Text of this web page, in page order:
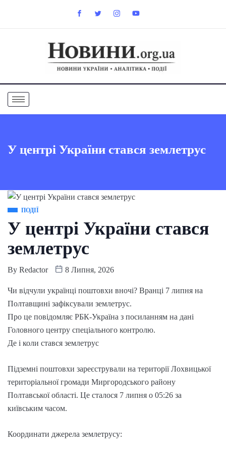
У центрі України стався землетрус
ПОДІЇ
У центрі України стався
землетрус
By Redactor 8 Липня, 2026
Чи відчули українці поштовхи вночі? Вранці 7 липня на
Полтавщині зафіксували землетрус.
Про це повідомляє РБК-Україна з посиланням на дані
Головного центру спеціального контролю.
Де і коли стався землетрус
Підземні поштовхи зареєстрували на території Лохвицької
територіальної громади Миргородського району
Полтавської області. Це сталося 7 липня о 05:26 за
київським часом.
Координати джерела землетрусу: